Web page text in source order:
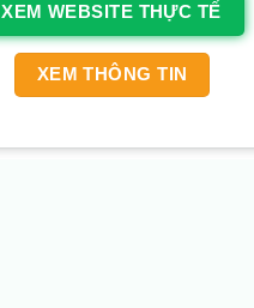
XEM WEBSITE THỰC TẾ
XEM THÔNG TIN